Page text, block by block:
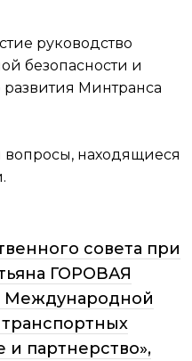
руководство
безопасности и
Минтранса
находящиеся
совета при
ГОРОВАЯ
Международной
и партнерство»,